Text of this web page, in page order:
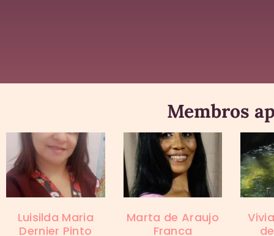
Membros
Luisilda Maria
Dernier Pinto
Marta de Araujo
Franca